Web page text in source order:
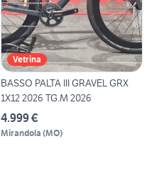
Vetrina
BASSO PALTA III GRAVEL GRX
1X12 2026 TG.M 2026
4.999 €
Mirandola (MO)